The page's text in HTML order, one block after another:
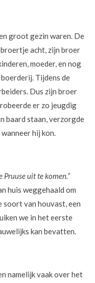
groot gezin waren. De
acht, zijn broer
moeder, en nog
Tijdens de
Dus zijn broer
er zo jeugdig
baard staan, verzorgde
hij kon.
Pruuse uit te komen.”
huis weggehaald om
soort van houvast, een
we in het eerste
kan bevatten.
namelijk vaak over het